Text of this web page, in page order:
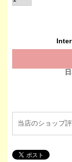
当店のショップ